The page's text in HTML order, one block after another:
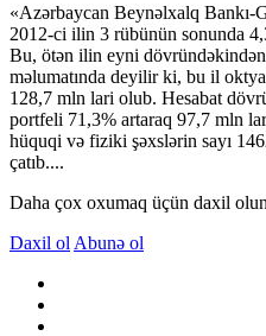
«Azərbaycan Beynəlxalq
2012-ci ilin 3 rübünün sonunda
Bu, ötən ilin eyni
məlumatında deyilir ki, bu il
128,7 mln lari olub. Hesabat
portfeli 71,3% artaraq 97,7 mln
hüquqi və fiziki şəxslərin sayı
çatıb....
Daha çox oxumaq üçün daxil
Daxil ol Abunə ol